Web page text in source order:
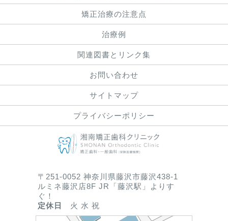
〒251-0052 神奈川県藤沢市藤沢438-1
ルミネ藤沢店8F JR「藤沢駅」よりす
ぐ！
定休日
火 水 祝
矯正治療の注意点
治療例
関連図書とリンク集
お問い合わせ
サイトマップ
プライバシーポリシー